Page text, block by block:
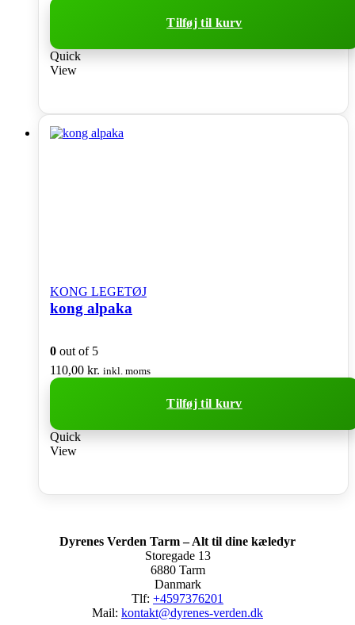
Tilføj til kurv
Quick
View
KONG LEGETØJ
kong alpaka
0 out of 5
110,00 kr. inkl. moms
Tilføj til kurv
Quick
View
Dyrenes Verden Tarm – Alt til dine kæledyr
Storegade 13
6880 Tarm
Danmark
Tlf: +4597376201
Mail: kontakt@dyrenes-verden.dk